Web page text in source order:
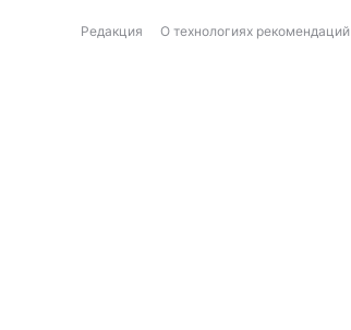
Редакция О технологиях рекомендаций